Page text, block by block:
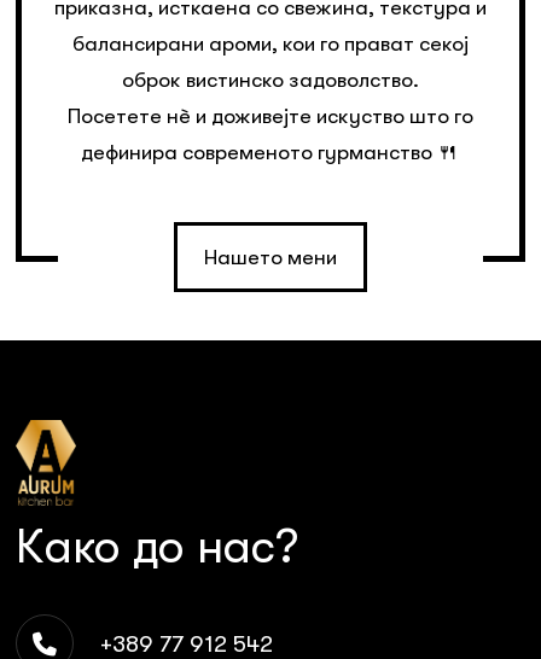
Нашето мени
приказна, исткаена со свежина, текстура и
балансирани ароми, кои го прават секој
оброк вистинско задоволство.
Посетете нè и доживејте искуство што го
дефинира современото гурманство 🍴
Како до нас?
+389 77 912 542